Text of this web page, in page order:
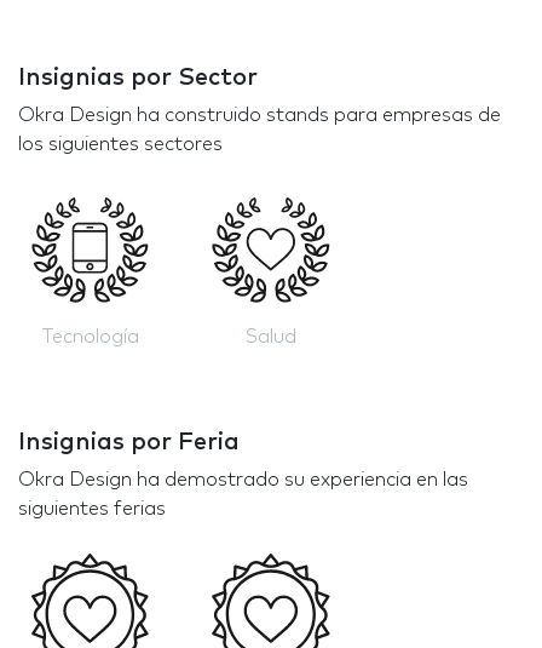
Insignias por Sector
Okra Design ha construido stands para empresas de
los siguientes sectores
Tecnología Salud
Insignias por Feria
Okra Design ha demostrado su experiencia en las
siguientes ferias